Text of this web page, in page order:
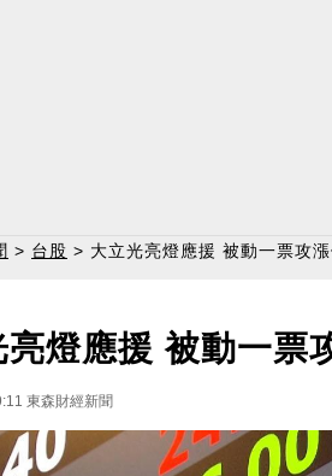
> 台股 > 大立光亮燈應援 被動一票攻
亮燈應援 被動一票
東森財經新聞